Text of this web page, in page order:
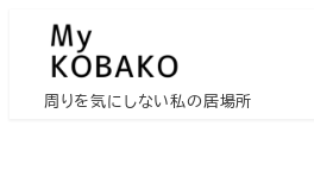
周りを気にしない私の居場所